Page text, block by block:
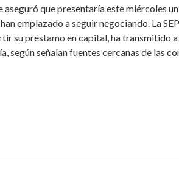
que presentaría este miércoles
emplazado a seguir negociando. La
su préstamo en capital, ha transmitido
señalan fuentes cercanas de las